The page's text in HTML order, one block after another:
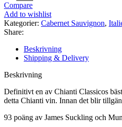
Compare
Add to wishlist
Kategorier: Cabernet Sauvignon,
Share:
Beskrivning
Shipping & Delivery
Beskrivning
Definitivt en av Chianti Classicos
detta Chianti vin. Innan det blir
93 poäng av James Suckling och